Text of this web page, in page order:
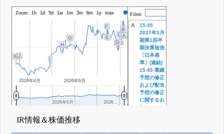
Zoom: 1h 1d 5d 1w 1m 3m 6m 1y max 株価
2026年4月 2026年6月
3000
3000
K J
I
H
G
F
E
D
C
B
A
2026年6月
2026年6月 2026…
2026…
Filter:
A
15:45
2027年3月
期第1四半
期決算短信
〔日本基
準〕(連結)
15:45 業績
予想の修正
および配当
予想の修正
に関するお
IR情報＆株価推移